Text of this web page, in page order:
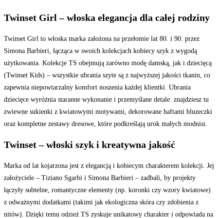
Twinset Girl – włoska elegancja dla całej rodziny
Twinset Girl to włoska marka założona na przełomie lat 80. i 90. przez
Simona Barbieri, łącząca w swoich kolekcjach kobiecy szyk z wygodą
użytkowania. Kolekcje TS obejmują zarówno modę damską, jak i dziecięcą
(Twinset Kids) – wszystkie ubrania szyte są z najwyższej jakości tkanin, co
zapewnia niepowtarzalny komfort noszenia każdej klientki. Ubrania
dziecięce wyróżnia staranne wykonanie i przemyślane detale: znajdziesz tu
zwiewne sukienki z kwiatowymi motywami, dekorowane haftami bluzeczki
oraz kompletne zestawy dresowe, które podkreślają urok małych modnisi.
Twinset – włoski szyk i kreatywna jakość
Marka od lat kojarzona jest z elegancją i kobiecym charakterem kolekcji. Jej
założyciele – Tiziano Sgarbi i Simona Barbieri – zadbali, by projekty
łączyły subtelne, romantyczne elementy (np. koronki czy wzory kwiatowe)
z odważnymi dodatkami (takimi jak ekologiczna skóra czy zdobienia z
nitów). Dzięki temu odzież TS zyskuje unikatowy charakter i odpowiada na